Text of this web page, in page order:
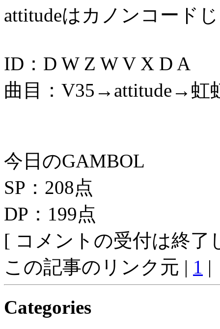
attitudeはカノンコード
ID：D W Z W V X D A
曲目：V35→attitude→虹
今日のGAMBOL
SP：208点
DP：199点
[ コメントの受付は終了
この記事のリンク元 | 1 |
Categories